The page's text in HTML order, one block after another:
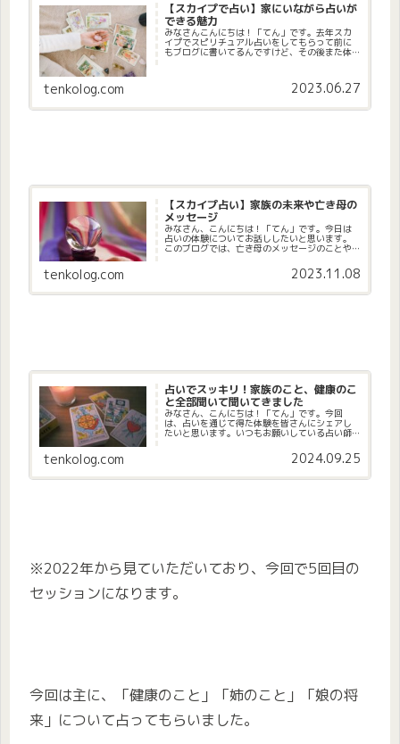
【スカイプで占い】家にいながら占いが
できる魅力
みなさんこんにちは！「てん」です。去年スカ
イプでスピリチュアル占いをしてもらって前に
もブログに書いてるんですけど、その後また体
ので今回は占いしてもらった事に...
tenkolog.com 2023.06.27
【スカイプ占い】家族の未来や亡き母の
メッセージ
みなさん、こんにちは！「てん」です。今日は
占いの体験についてお話ししたいと思います。
このブログでは、亡き母のメッセージのことや
の10月に母が病気で亡くなったのですが、占い
師は亡くなった方ともコンタク...
tenkolog.com 2023.11.08
占いでスッキリ！家族のこと、健康のこ
と全部聞いて聞いてきました
みなさん、こんにちは！「てん」です。今回
は、占いを通じて得た体験を皆さんにシェアし
たいと思います。いつもお願いしている占い師
とを相談してきました。記録として残しておき
たいので、ここに書き留めます。母...
tenkolog.com 2024.09.25
※2022年から見ていただいており、今回で5回目の
セッションになります。
今回は主に、「健康のこと」「姉のこと」「娘の将
来」について占ってもらいました。